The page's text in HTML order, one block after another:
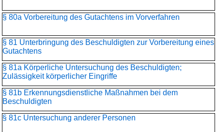
§ 80a Vorbereitung des Gutachtens im Vorverfahren
§ 81 Unterbringung des Beschuldigten zur Vorbereitung eines
Gutachtens
§ 81a Körperliche Untersuchung des Beschuldigten;
Zulässigkeit körperlicher Eingriffe
§ 81b Erkennungsdienstliche Maßnahmen bei dem
Beschuldigten
§ 81c Untersuchung anderer Personen